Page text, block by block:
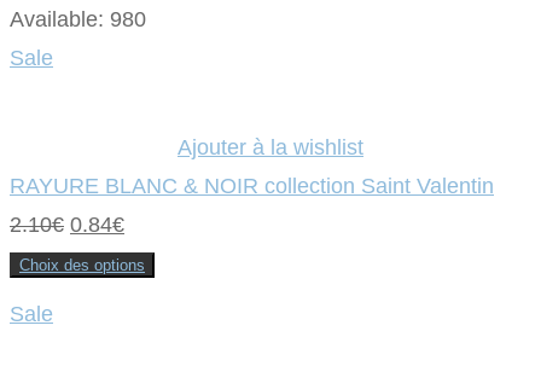
Available: 980
Sale
Ajouter à la wishlist
RAYURE BLANC & NOIR collection Saint Valentin
2.10€ Le
prix
0.84€Le
prix
Choix des options
Ce
Sale